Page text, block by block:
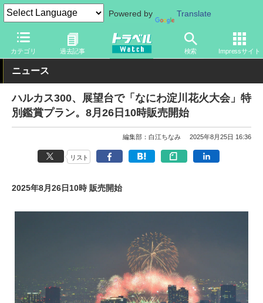
Powered by Translate
カテゴリ 過去記事 検索 Impressサイト
トラベル Watch 旅の情報 目的 季節イベント
ニュース
ハルカス300、展望台で「なにわ淀川花火大会」特
別鑑賞プラン。8月26日10時販売開始
編集部：白江ちなみ 2025年8月25日 16:36
リスト
2025年8月26日10時 販売開始